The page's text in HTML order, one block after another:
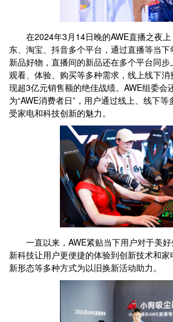
在2024年3月14日晚的AWE直播之夜上
东、淘宝、抖音多个平台，通过直播等当
新品好物，直播间的新品还在多个平台同
观看、体验、购买等多种需求，线上线下
现超3亿元销售额的绝佳战绩。AWE组委会
为“AWE消费者日”，用户通过线上、线下
受家电和科技创新的魅力。
一直以来，AWE紧贴当下用户对于美好
新科技让用户更便捷的体验到创新技术和家
新形态等多种方式为以旧换新活动助力。